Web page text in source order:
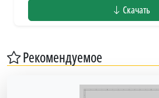
Скачать
Рекомендуемое